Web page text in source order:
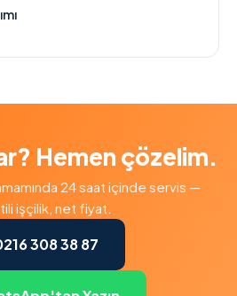
Hemen çözelim.
24 saat içinde servis —
işçilik, net fiyat.
308 38 87